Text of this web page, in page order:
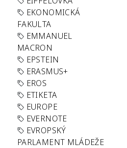
EKONOMICKÁ
FAKULTA
EMMANUEL
MACRON
EPSTEIN
ERASMUS+
EROS
ETIKETA
EUROPE
EVERNOTE
EVROPSKÝ
PARLAMENT MLÁDEŽE